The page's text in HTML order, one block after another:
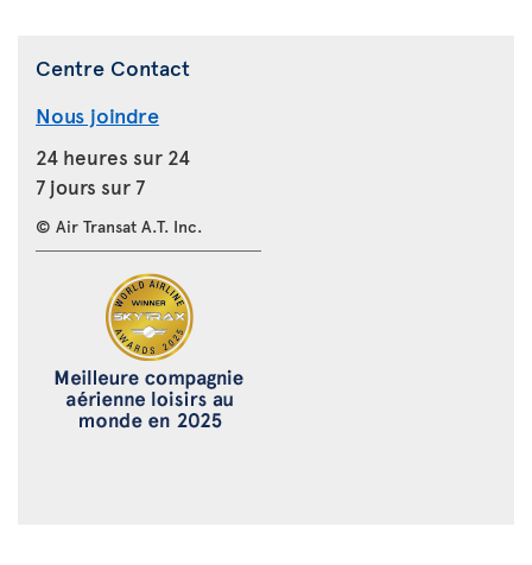
Centre Contact
Nous joindre
24 heures sur 24
7 jours sur 7
© Air Transat A.T. Inc.